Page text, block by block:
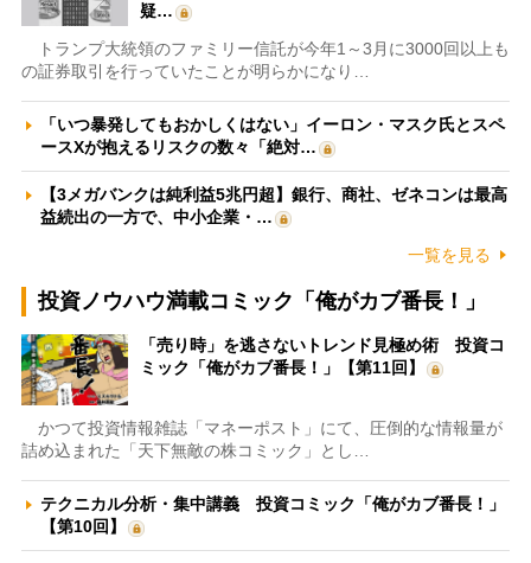
疑…
トランプ大統領のファミリー信託が今年1～3月に3000回以上も
の証券取引を行っていたことが明らかになり…
「いつ暴発してもおかしくはない」イーロン・マスク氏とスペ
ースXが抱えるリスクの数々「絶対…
【3メガバンクは純利益5兆円超】銀行、商社、ゼネコンは最高
益続出の一方で、中小企業・…
一覧を見る
投資ノウハウ満載コミック「俺がカブ番長！」
「売り時」を逃さないトレンド見極め術 投資コ
ミック「俺がカブ番長！」【第11回】
かつて投資情報雑誌「マネーポスト」にて、圧倒的な情報量が
詰め込まれた「天下無敵の株コミック」とし…
テクニカル分析・集中講義 投資コミック「俺がカブ番長！」
【第10回】